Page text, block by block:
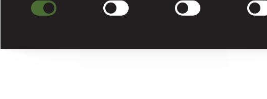
Nødvendige cookies hjælper med at gøre en hjemmeside brugbar ved at aktivere
grundlæggende funktioner såsom side-navigation og adgang til sikre områder af
Præferencer